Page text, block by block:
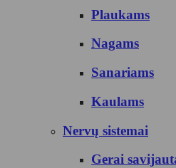
Plaukams
Nagams
Sanariams
Kaulams
Nervų sistemai
Gerai